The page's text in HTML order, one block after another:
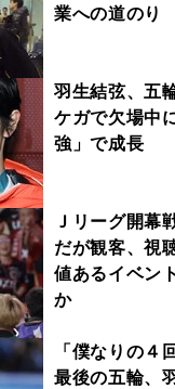
業への道のり
羽生結弦、五
ケガで欠場中
強」で成長
Ｊリーグ開幕
だが観客、視
値あるイベン
か
「僕なりの４
最後の五輪、